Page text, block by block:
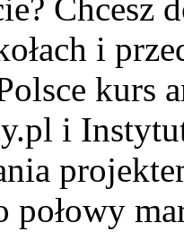
Chcesz
i
kurs
i
połowy